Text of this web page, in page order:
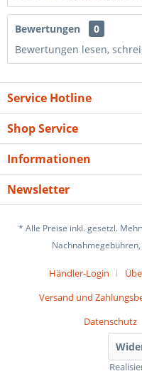
Bewertungen
0
Bewertungen lesen,
Service Hotline
Shop Service
Informationen
Newsletter
* Alle Preise inkl. gesetzl.
Händler-Login
Versand und
Datenschutz